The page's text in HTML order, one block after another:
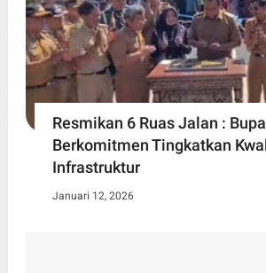
Resmikan 6 Ruas Jalan :
Berkomitmen Tingkatkan
Infrastruktur
Januari 12, 2026